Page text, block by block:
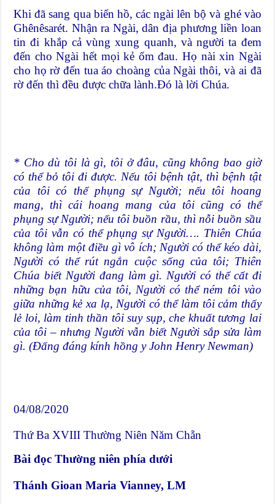
Khi đã sang qua biển hồ, các ngài lên bộ và ghé vào
Ghênêsarét. Nhận ra Ngài, dân địa phương liền loan
tin đi khắp cả vùng xung quanh, và người ta đem
đến cho Ngài hết mọi kẻ ốm đau. Họ nài xin Ngài
cho họ rờ đến tua áo choàng của Ngài thôi, và ai đã
rờ đến thì đều được chữa lành.Đó là lời Chúa.
* Cho dù tôi là gì, tôi ở đâu, cũng không bao giờ
có thể bỏ tôi đi được. Nếu tôi bệnh tật, thì bệnh tật
của tôi có thể phụng sự Người; nếu tôi hoang
mang, thì cái hoang mang của tôi cũng có thể
phụng sự Người; nếu tôi buồn rầu, thì nỗi buồn sầu
của tôi vẫn có thể phụng sự Người…. Thiên Chúa
không làm một điều gì vô ích; Người có thể kéo dài,
Người có thể rút ngắn cuộc sống của tôi; Thiên
Chúa biết Người đang làm gì. Người có thể cất đi
những bạn hữu của tôi, Người có thể ném tôi vào
giữa những kẻ xa lạ, Người có thể làm tôi cảm thấy
lẻ loi, làm tinh thần tôi suy sụp, che khuất tương lai
của tôi – nhưng Người vẫn biết Người sắp sửa làm
gì. (Đấng đáng kính hồng y John Henry Newman)
04/08/2020
Thứ Ba XVIII Thường Niên Năm Chẵn
Bài đọc Thường niên phía dưới
Thánh Gioan Maria Vianney,LM